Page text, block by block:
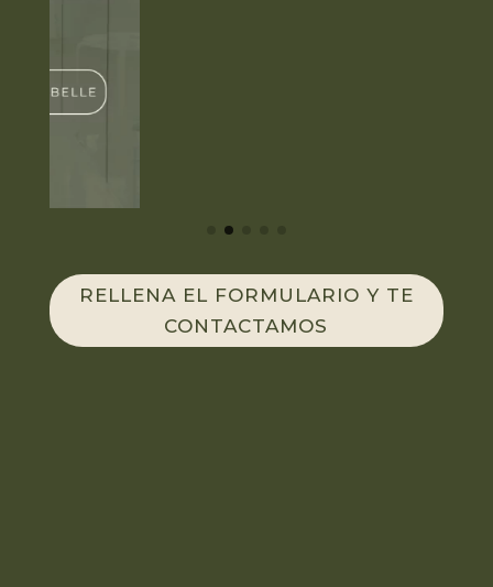
RELLENA EL FORMULARIO Y TE
CONTACTAMOS